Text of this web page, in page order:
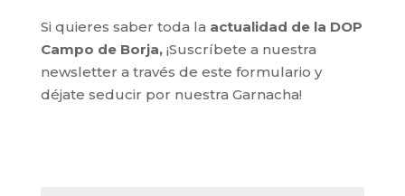
Si quieres saber toda la actualidad de la DOP
Campo de Borja,¡Suscríbete a nuestra
newsletter a través de este formulario y
déjate seducir por nuestra Garnacha!